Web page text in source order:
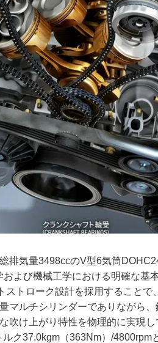
排気量3498ccのV型6気筒
および機械工学における明確な基
ストローク設計を採用すること
マルチシリンダーでありながら
吹け上がり特性を物理的に実現
ク37.0kgm（363Nm）/4800rpm